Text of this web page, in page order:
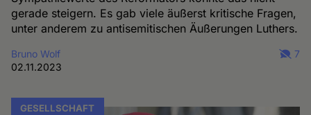
gerade steigern. Es gab viele äußerst kritische Fragen,
unter anderem zu antisemitischen Äußerungen Luthers.
Bruno Wolf
02.11.2023
7
GESELLSCHAFT